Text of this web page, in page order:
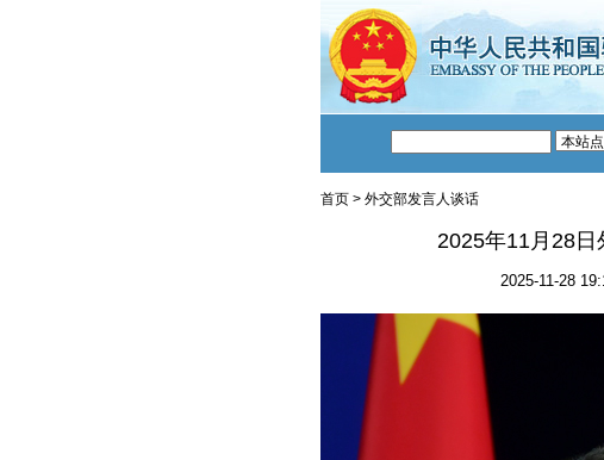
首页> 外交部发言人谈话
2025年11月28
2025-11-28